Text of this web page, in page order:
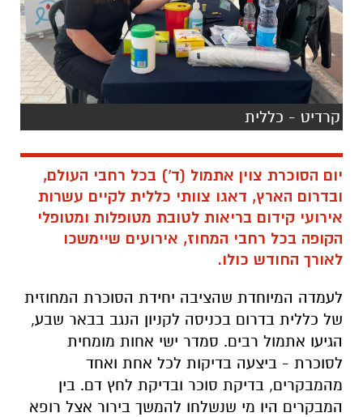
קרדיט - כללית
יום הסוכרת צוין אתמול (ד') בכל רחבי העולם,
ובדרום הארץ, דאגו צוותי כללית לקיים עשרות
אירועי קידום בריאות לטובת מטופלות ומטופלי
הקופה בכל רחבי המחוז, אירועים שיימשכו
לאורך החודש כולו.
לעמדה המיוחדת שהציבה יחידת הסוכרת המחוזית
של כללית בדרום בכניסה לקניון הנגב בבאר שבע,
הגיעו אתמול רבים. סמדר ישי אחות מומחית
לסוכרת - ביצעה בדיקות לכל אחת ואחד
מהמבקרים, בדיקת סוכר ובדיקת לחץ דם. בין
המבקרים היו מי שנשלחו להמשך בירור אצל רופא